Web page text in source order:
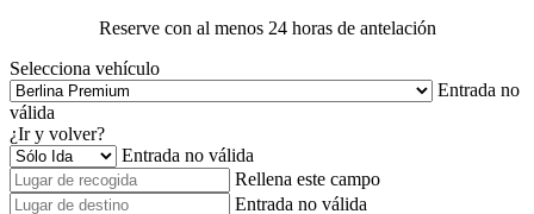
Reserve con al menos 24 horas de antelación
Selecciona vehículo
Entrada no
válida
¿Ir y volver?
Entrada no válida
Rellena este campo
Entrada no válida